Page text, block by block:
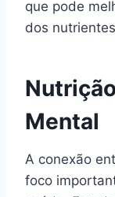
que pode
dos
Mental
A conexão
foco